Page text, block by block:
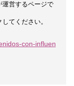
運営するページで
てください。
con-influen